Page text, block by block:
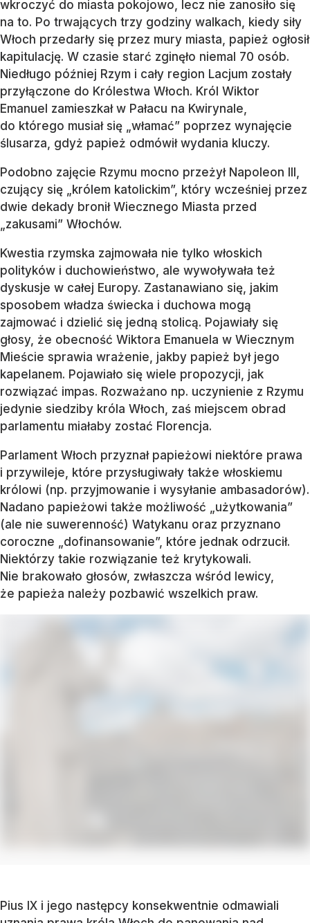
wkroczyć do miasta pokojowo, lecz nie zanosiło się
na to. Po trwających trzy godziny walkach, kiedy siły
Włoch przedarły się przez mury miasta, papież ogłosił
kapitulację. W czasie starć zginęło niemal 70 osób.
Niedługo później Rzym i cały region Lacjum zostały
przyłączone do Królestwa Włoch. Król Wiktor
Emanuel zamieszkał w Pałacu na Kwirynale,
do którego musiał się „włamać” poprzez wynajęcie
ślusarza, gdyż papież odmówił wydania kluczy.
Podobno zajęcie Rzymu mocno przeżył Napoleon III,
czujący się „królem katolickim”, który wcześniej przez
dwie dekady bronił Wiecznego Miasta przed
„zakusami” Włochów.
Kwestia rzymska zajmowała nie tylko włoskich
polityków i duchowieństwo, ale wywoływała też
dyskusje w całej Europy. Zastanawiano się, jakim
sposobem władza świecka i duchowa mogą
zajmować i dzielić się jedną stolicą. Pojawiały się
głosy, że obecność Wiktora Emanuela w Wiecznym
Mieście sprawia wrażenie, jakby papież był jego
kapelanem. Pojawiało się wiele propozycji, jak
rozwiązać impas. Rozważano np. uczynienie z Rzymu
jedynie siedziby króla Włoch, zaś miejscem obrad
parlamentu miałaby zostać Florencja.
Parlament Włoch przyznał papieżowi niektóre prawa
i przywileje, które przysługiwały także włoskiemu
królowi (np. przyjmowanie i wysyłanie ambasadorów).
Nadano papieżowi także możliwość „użytkowania”
(ale nie suwerenność) Watykanu oraz przyznano
coroczne „dofinansowanie”, które jednak odrzucił.
Niektórzy takie rozwiązanie też krytykowali.
Nie brakowało głosów, zwłaszcza wśród lewicy,
że papieża należy pozbawić wszelkich praw.
Pius IX i jego następcy konsekwentnie odmawiali